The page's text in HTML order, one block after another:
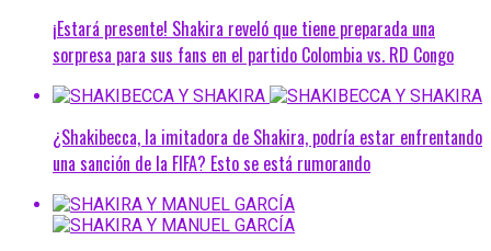
¡Estará presente! Shakira reveló que tiene preparada una
sorpresa para sus fans en el partido Colombia vs. RD Congo
¿Shakibecca, la imitadora de Shakira, podría estar enfrentando
una sanción de la FIFA? Esto se está rumorando